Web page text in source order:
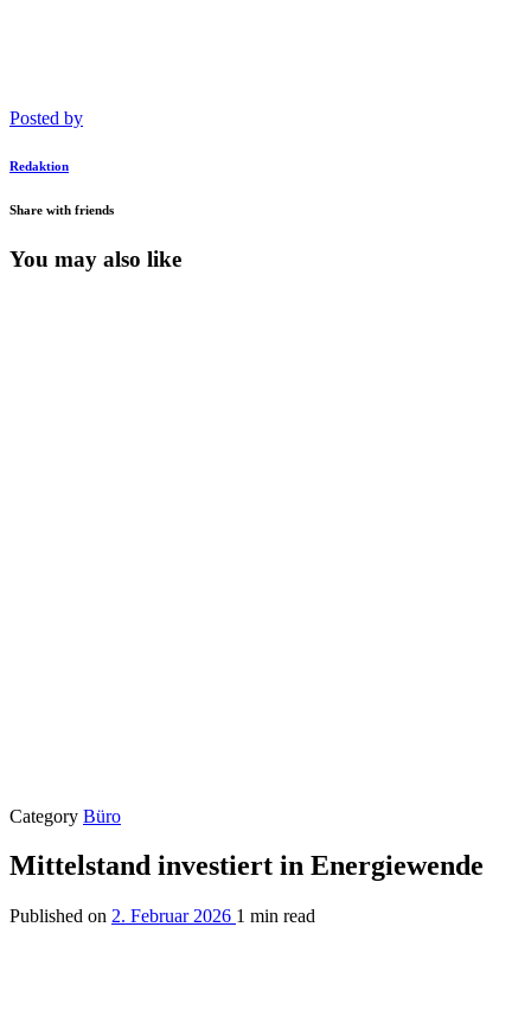
Posted by
Redaktion
Share with friends
You may also like
Category Büro
Mittelstand investiert in Energiewende
Published on 2. Februar 2026 1 min read